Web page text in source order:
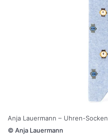
Anja Lauermann – Uhren-Socken
© Anja Lauermann